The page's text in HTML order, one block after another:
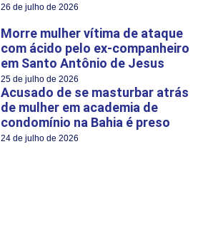
26 de julho de 2026
Morre mulher vítima de ataque
com ácido pelo ex-companheiro
em Santo Antônio de Jesus
25 de julho de 2026
Acusado de se masturbar atrás
de mulher em academia de
condomínio na Bahia é preso
24 de julho de 2026